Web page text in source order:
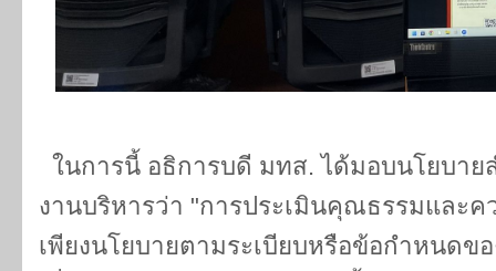
ในการนี้ อธิการบดี มทส. ได้มอบนโยบา
งานบริหารว่า "การประเมินคุณธรรมและค
เพียงนโยบายตามระเบียบหรือข้อกำหนดข